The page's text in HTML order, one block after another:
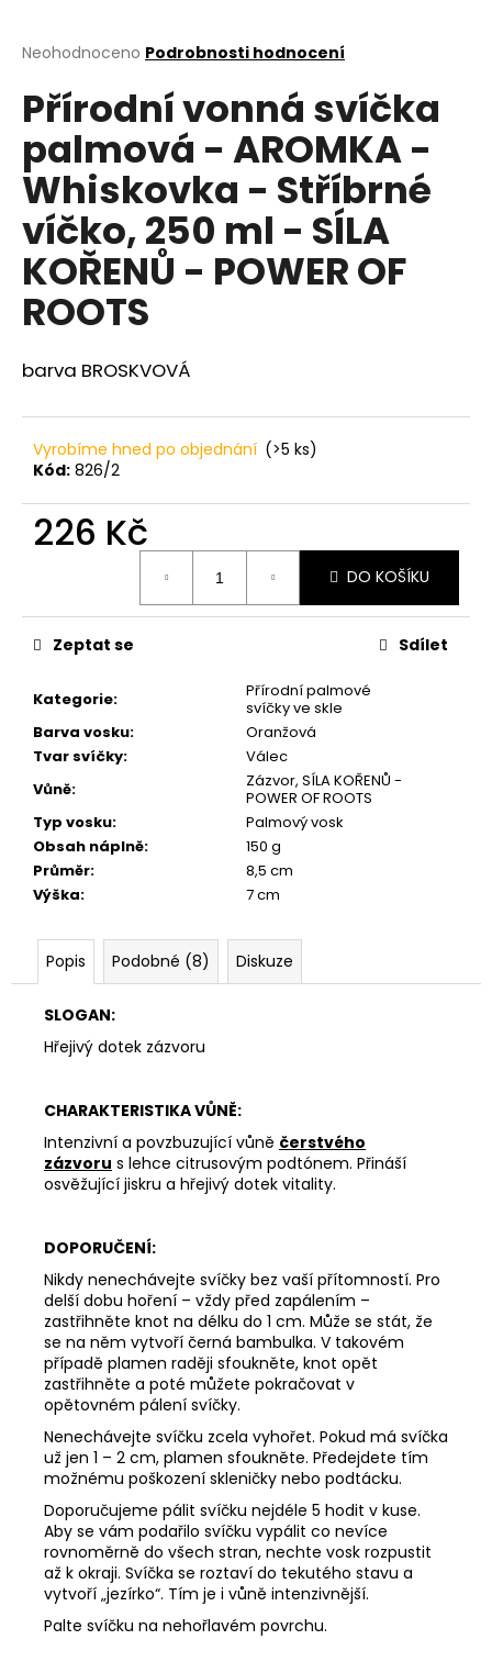
Průměrné
produktu
je
5
hvězdiček.
Neohodnoceno Podrobnosti hodnocení
Přírodní vonná svíčka
palmová - AROMKA -
Whiskovka - Stříbrné
víčko, 250 ml - SÍLA
KOŘENŮ - POWER OF
ROOTS
barva BROSKVOVÁ
Vyrobíme hned po objednání (>5 ks)
Kód: 826/2
226 Kč
DO KOŠÍKU
Kategorie:
Přírodní palmové
svíčky ve skle
Barva vosku:
Oranžová
Tvar svíčky:
Válec
Vůně:
Zázvor, SÍLA KOŘENŮ -
POWER OF ROOTS
Typ vosku:
Palmový vosk
Obsah náplně:
150 g
Průměr:
8,5 cm
Výška: 7 cm
Zeptat se Sdílet
Popis Podobné (8) Diskuze
SLOGAN:
Hřejivý dotek zázvoru
CHARAKTERISTIKA VŮNĚ:
Intenzivní a povzbuzující vůně čerstvého
zázvoru s lehce citrusovým podtónem. Přináší
osvěžující jiskru a hřejivý dotek vitality.
DOPORUČENÍ:
Nikdy nenechávejte svíčky bez vaší přítomností. Pro
delší dobu hoření – vždy před zapálením –
zastřihněte knot na délku do 1 cm. Může se stát, že
se na něm vytvoří černá bambulka. V takovém
případě plamen raději sfoukněte, knot opět
zastřihněte a poté můžete pokračovat v
opětovném pálení svíčky.
Nenechávejte svíčku zcela vyhořet. Pokud má svíčka
už jen 1 – 2 cm, plamen sfoukněte. Předejdete tím
možnému poškození skleničky nebo podtácku.
Doporučujeme pálit svíčku nejdéle 5 hodit v kuse.
Aby se vám podařilo svíčku vypálit co nevíce
rovnoměrně do všech stran, nechte vosk rozpustit
až k okraji. Svíčka se roztaví do tekutého stavu a
vytvoří „jezírko“. Tím je i vůně intenzivnější.
Palte svíčku na nehořlavém povrchu.
j
t
?
HLEDAT
o
o
u
č
u
e
VONNÁ
SÓJOVÁ
CARBON
KOSTKA
DŘEVĚNÝM
KNOTEM,
80
SLADKÁ
KLASIKA-
CLASSIC
126